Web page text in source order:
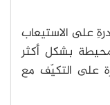
على الاستيعاب
بشكل أكثر
على التكيّف مع